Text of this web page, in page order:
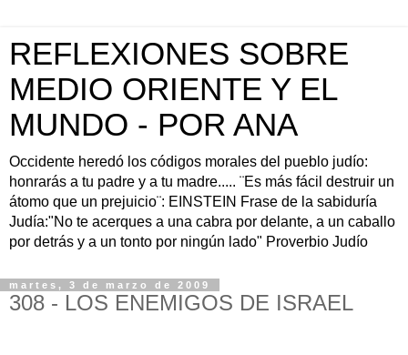
REFLEXIONES SOBRE
MEDIO ORIENTE Y EL
MUNDO - POR ANA
Occidente heredó los códigos morales del pueblo judío:
honrarás a tu padre y a tu madre..... ¨Es más fácil destruir un
átomo que un prejuicio¨: EINSTEIN Frase de la sabiduría
Judía:"No te acerques a una cabra por delante, a un caballo
por detrás y a un tonto por ningún lado" Proverbio Judío
martes, 3 de marzo de 2009
308 - LOS ENEMIGOS DE ISRAEL